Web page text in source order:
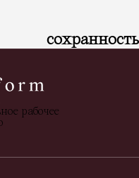
сохранность
рабочее